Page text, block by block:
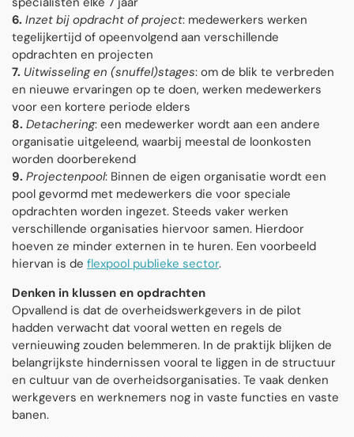
6. Inzet bij opdracht of project: medewerkers werken
tegelijkertijd of opeenvolgend aan verschillende
opdrachten en projecten
7. Uitwisseling en (snuffel)stages: om de blik te verbreden
en nieuwe ervaringen op te doen, werken medewerkers
voor een kortere periode elders
8. Detachering: een medewerker wordt aan een andere
organisatie uitgeleend, waarbij meestal de loonkosten
worden doorberekend
9. Projectenpool: Binnen de eigen organisatie wordt een
pool gevormd met medewerkers die voor speciale
opdrachten worden ingezet. Steeds vaker werken
verschillende organisaties hiervoor samen. Hierdoor
hoeven ze minder externen in te huren. Een voorbeeld
hiervan is de flexpool publieke sector.
Denken in klussen en opdrachten
Opvallend is dat de overheidswerkgevers in de pilot
hadden verwacht dat vooral wetten en regels de
vernieuwing zouden belemmeren. In de praktijk blijken de
belangrijkste hindernissen vooral te liggen in de structuur
en cultuur van de overheidsorganisaties. Te vaak denken
werkgevers en werknemers nog in vaste functies en vaste
banen.